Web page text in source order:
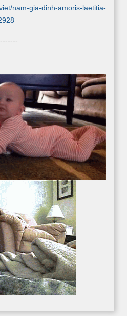
nam-gia-dinh-amoris-laetitia-